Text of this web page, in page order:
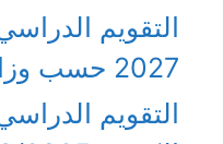
2027 حسب وزارة التربية
التقويم